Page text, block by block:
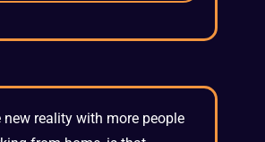
new reality with more people